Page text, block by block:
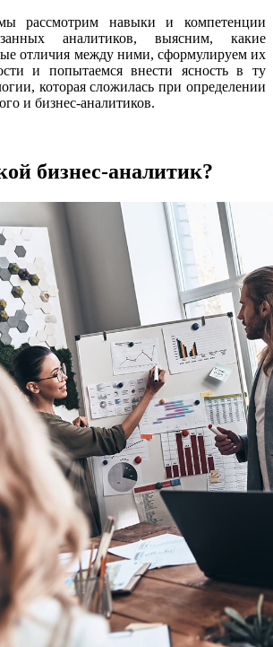
рассмотрим навыки и компетенции
аналитиков, выясним, какие
отличия между ними, сформулируем их
и попытаемся внести ясность в ту
которая сложилась при определении
и бизнес-аналитиков.
бизнес-аналитик?